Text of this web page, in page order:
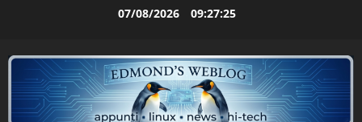
07/08/2026 09:27:25